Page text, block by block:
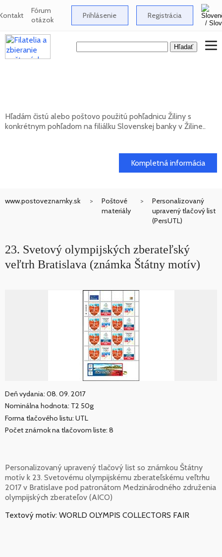
Fórum
otázok Prihlásenie Registrácia
Hľadám čistú alebo poštovo použitú pohľadnicu Žiliny s
konkrétnym pohľadom na filiálku Slovenskej banky v Žiline..
Kompletná informácia
www.postoveznamky.sk
Poštové
materiály
Personalizovaný
upravený tlačový list
(PersUTL)
23. Svetový olympijských zberateľský
veľtrh Bratislava (známka Štátny motív)
Deň vydania: 08. 09. 2017
Nominálna hodnota: T2 50g
Forma tlačového listu: UTL
Počet známok na tlačovom liste: 8
Personalizovaný upravený tlačový list so známkou Štátny
motív k 23. Svetovému olympijskému zberateľskému veľtrhu
2017 v Bratislave pod patronátom Medzinárodného združenia
olympijských zberateľov (AICO)
Textový motív: WORLD OLYMPIS COLLECTORS FAIR